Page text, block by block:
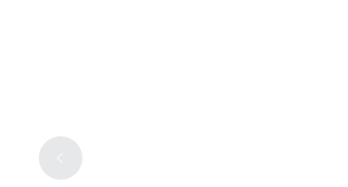
Новости и аналитика
Тарифы